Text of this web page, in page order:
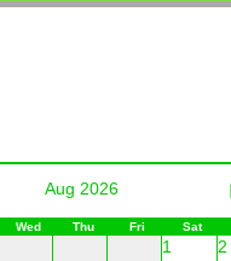
Aug 2026
Wed Thu Fri Sat
1 2